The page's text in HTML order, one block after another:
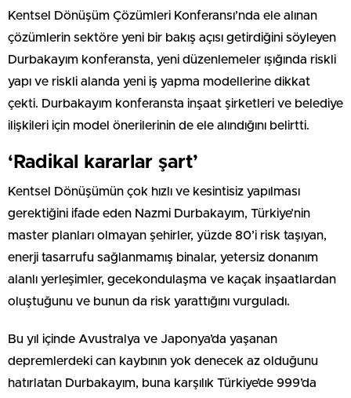
Kentsel Dönüşüm Çözümleri Konferansı’nda ele alınan
çözümlerin sektöre yeni bir bakış açısı getirdiğini söyleyen
Durbakayım konferansta, yeni düzenlemeler ışığında riskli
yapı ve riskli alanda yeni iş yapma modellerine dikkat
çekti. Durbakayım konferansta inşaat şirketleri ve belediye
ilişkileri için model önerilerinin de ele alındığını belirtti.
‘Radikal kararlar şart’
Kentsel Dönüşümün çok hızlı ve kesintisiz yapılması
gerektiğini ifade eden Nazmi Durbakayım, Türkiye’nin
master planları olmayan şehirler, yüzde 80’i risk taşıyan,
enerji tasarrufu sağlanmamış binalar, yetersiz donanım
alanlı yerleşimler, gecekondulaşma ve kaçak inşaatlardan
oluştuğunu ve bunun da risk yarattığını vurguladı.
Bu yıl içinde Avustralya ve Japonya’da yaşanan
depremlerdeki can kaybının yok denecek az olduğunu
hatırlatan Durbakayım, buna karşılık Türkiye’de 999’da